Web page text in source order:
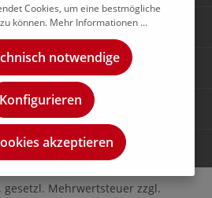
gesetzl. Mehrwertsteuer zzgl.
Cookies, um eine bestmögliche
können. Mehr Informationen ...
notwendige
Konfigurieren
akzeptieren